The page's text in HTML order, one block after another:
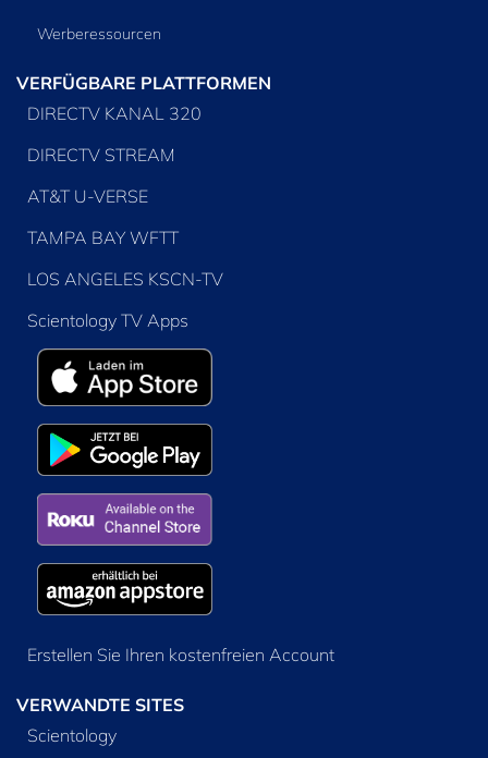
Werberessourcen
VERFÜGBARE PLATTFORMEN
DIRECTV KANAL 320
DIRECTV STREAM
AT&T U-VERSE
TAMPA BAY WFTT
LOS ANGELES KSCN-TV
Scientology TV Apps
Erstellen Sie Ihren kostenfreien Account
VERWANDTE SITES
Scientology